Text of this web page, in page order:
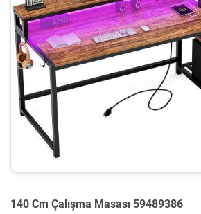
140 Cm Çalışma Masası 59489386